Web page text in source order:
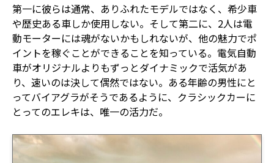
第一に彼らは通常、ありふれたモデルではなく、希少車
や歴史ある車しか使用しない。そして第二に、2人は電
動モーターには魂がないかもしれないが、他の魅力でポ
イントを稼ぐことができることを知っている。電気自動
車がオリジナルよりもずっとダイナミックで活気があ
り、速いのは決して偶然ではない。ある年齢の男性にと
ってバイアグラがそうであるように、クラシックカーに
とってのエレキは、唯一の活力だ。